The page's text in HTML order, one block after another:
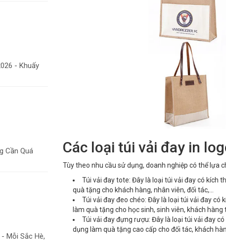
- Khuấy
Cần Quá
- Mỗi Sắc Hè,
Các loại túi vải đay in
Tùy theo nhu cầu sử dụng, doanh nghiệp có thể lựa
Túi vải đay tote: Đây là loại túi vải đay có kích
quà tặng cho khách hàng, nhân viên, đối tác,...
Túi vải đay đeo chéo: Đây là loại túi vải đay
làm quà tặng cho học sinh, sinh viên, khách hàng
Túi vải đay đựng rượu: Đây là loại túi vải đay
dụng làm quà tặng cao cấp cho đối tác, khách